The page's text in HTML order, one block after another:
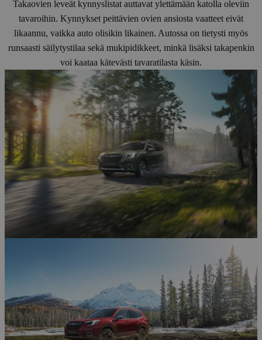
Takaovien leveät kynnyslistat auttavat ylettämään katolla oleviin
tavaroihin. Kynnykset peittävien ovien ansiosta vaatteet eivät
likaannu, vaikka auto olisikin likainen. Autossa on tietysti myös
runsaasti säilytystilaa sekä mukipidikkeet, minkä lisäksi takapenkin
voi kaataa kätevästi tavaratilasta käsin.